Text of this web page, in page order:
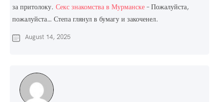
за притолоку. Секс знакомства в Мурманске – Пожалуйста,
пожалуйста… Степа глянул в бумагу и закоченел.
August 14, 2025